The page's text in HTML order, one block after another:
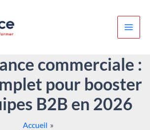
commerciale :
pour booster
B2B en 2026
Accueil